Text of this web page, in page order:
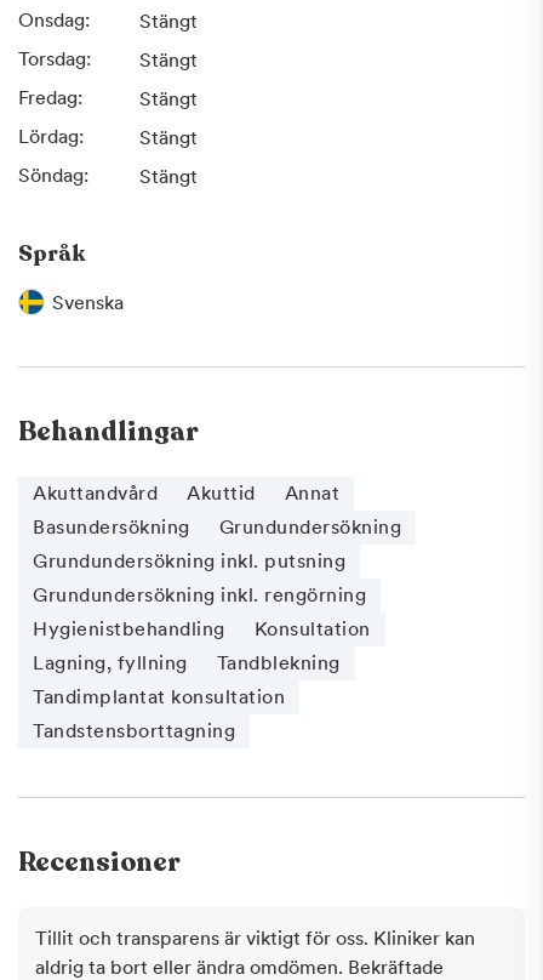
Onsdag:
Stängt
Torsdag:
Stängt
Fredag:
Stängt
Lördag:
Stängt
Söndag:
Stängt
Språk
Svenska
Behandlingar
Akuttandvård Akuttid
Annat
Basundersökning
Grundundersökning
Grundundersökning inkl. putsning
Grundundersökning inkl. rengörning
Hygienistbehandling
Konsultation
Lagning, fyllning
Tandblekning
Tandimplantat konsultation
Tandstensborttagning
Recensioner
Tillit och transparens är viktigt för oss. Kliniker kan
aldrig ta bort eller ändra omdömen. Bekräftade